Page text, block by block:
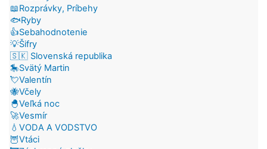
📖Rozprávky, Príbehy
🐟Ryby
👍Sebahodnotenie
💡Šifry
🇸🇰 Slovenská republika
🎠Svätý Martin
💘Valentín
🐝Včely
🐣Veľká noc
🚀Vesmír
💧VODA A VODSTVO
🦉Vtáci